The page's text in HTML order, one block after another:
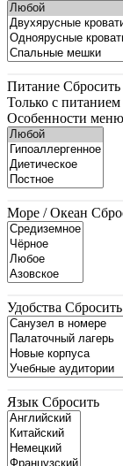
Питание Сбросить
Только с питанием
Особенности меню
Море / Океан
Удобства Сбросить
Язык Сбросить